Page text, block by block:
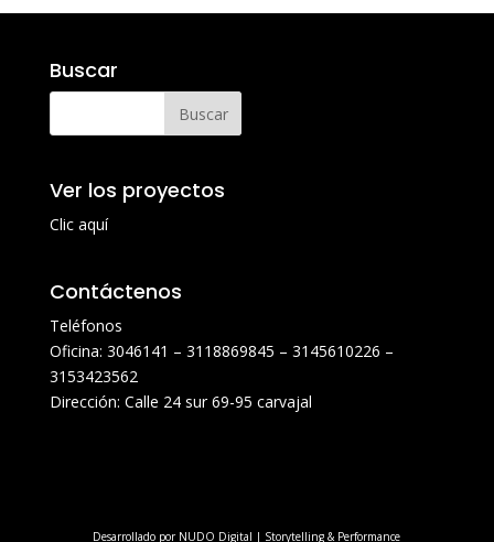
Buscar
Ver los proyectos
Clic aquí
Contáctenos
Teléfonos
Oficina: 3046141 – 3118869845 – 3145610226 –
3153423562
Dirección: Calle 24 sur 69-95 carvajal
Desarrollado por NUDO Digital | Storytelling & Performance